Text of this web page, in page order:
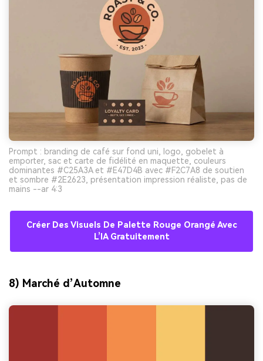
Prompt : branding de café sur fond uni, logo, gobelet à
emporter, sac et carte de fidélité en maquette, couleurs
dominantes #C25A3A et #E47D4B avec #F2C7A8 de soutien
et sombre #2E2623, présentation impression réaliste, pas de
mains --ar 4:3
Créer Des Visuels De Palette Rouge Orangé Avec
L’IA Gratuitement
8) Marché d’Automne